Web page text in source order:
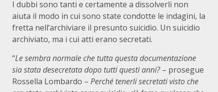
I dubbi sono tanti e certamente a dissolverli non
aiuta il modo in cui sono state condotte le indagini, la
fretta nell’archiviare il presunto suicidio. Un suicidio
archiviato, ma i cui atti erano secretati.
“Le sembra normale che tutta questa documentazione
sia stata desecretata dopo tutti questi anni?– prosegue
Rossella Lombardo – Perché tenerli secretati visto che